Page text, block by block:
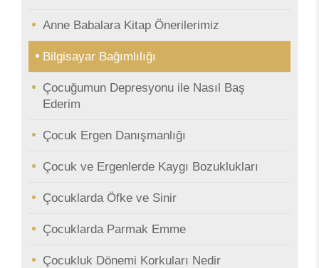
Anne Babalara Kitap Önerilerimiz
Bilgisayar Bağımlılığı
Çocuğumun Depresyonu ile Nasıl Baş
Ederim
Çocuk Ergen Danışmanlığı
Çocuk ve Ergenlerde Kaygı Bozuklukları
Çocuklarda Öfke ve Sinir
Çocuklarda Parmak Emme
Çocukluk Dönemi Korkuları Nedir